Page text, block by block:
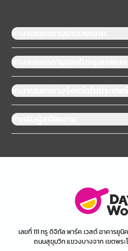
หางานแยกตามประเภทงาน
หางานแยกตามเขตในกรุงเทพมห
หางานแยกตามจังหวัดในประเทศไ
สำหรับผู้สมัครงาน
เลขที่ 111 ทรู ดิจิทัล พาร์ค เวสต์ อาคารยู
ถนนสุขุมวิท แขวงบางจาก เขตพระ